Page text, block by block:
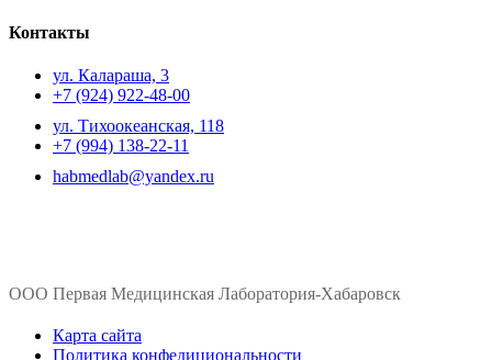
Контакты
ул. ​Калараша, 3
+7 (924) 922-48-00
ул. ​Тихоокеанская, 118
+7 (994) 138-22-11
habmedlab@yandex.ru
ООО Первая Медицинская Лаборатория-Хабаровск
Карта сайта
Политика конфедициональности